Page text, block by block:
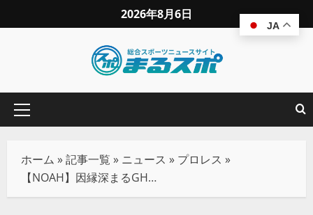
2026年8月6日
ホーム »記事一覧 » ニュース » プロレス »
【NOAH】因縁深まるGHCタッグ戦、ダガ＆モリスが拳王＆憂流迦を挑発し大乱闘！
JA